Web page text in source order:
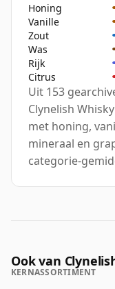
Honing
Vanille
Zout
Was
Rijk
Citrus
Uit 153
Clynelish
met honing,
mineraal en
categorie-
Ook van
KERNASSORTIMENT